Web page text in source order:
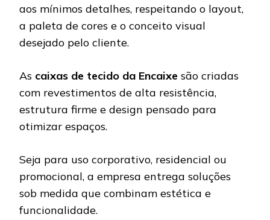
aos mínimos detalhes, respeitando o layout,
a paleta de cores e o conceito visual
desejado pelo cliente.
As caixas de tecido da Encaixe são criadas
com revestimentos de alta resistência,
estrutura firme e design pensado para
otimizar espaços.
Seja para uso corporativo, residencial ou
promocional, a empresa entrega soluções
sob medida que combinam estética e
funcionalidade.